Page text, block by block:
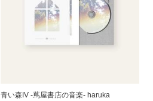
青い森IV -蔦屋書店の音楽- haruka